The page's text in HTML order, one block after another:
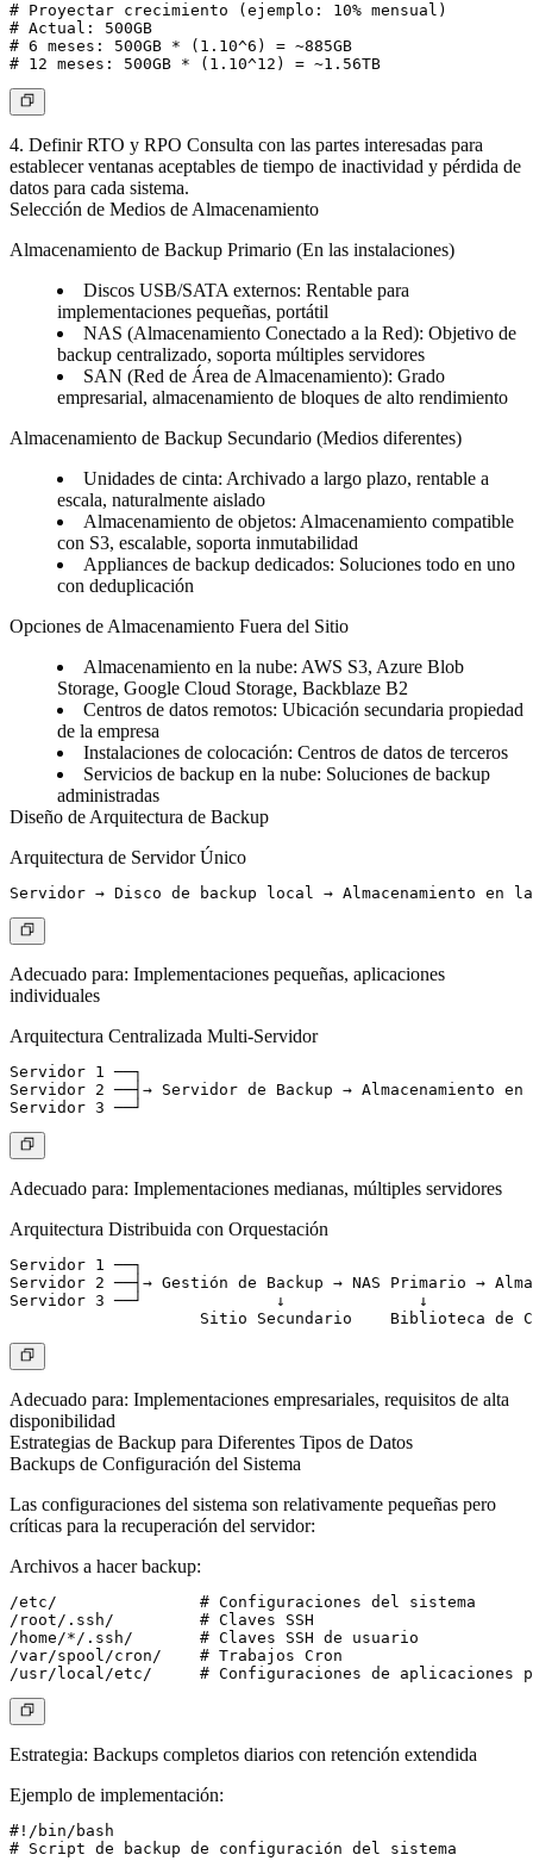
# Proyectar crecimiento (ejemplo: 10% mensual)
# Actual: 500GB
# 6 meses: 500GB * (1.10^6) = ~885GB
4. Definir RTO y RPO Consulta con las partes interesadas para
establecer ventanas aceptables de tiempo de inactividad y pérdida de
datos para cada sistema.
Selección de Medios de Almacenamiento
Almacenamiento de Backup Primario (En las instalaciones)
Discos USB/SATA externos: Rentable para
implementaciones pequeñas, portátil
NAS (Almacenamiento Conectado a la Red): Objetivo de
backup centralizado, soporta múltiples servidores
SAN (Red de Área de Almacenamiento): Grado
empresarial, almacenamiento de bloques de alto rendimiento
Almacenamiento de Backup Secundario (Medios diferentes)
Unidades de cinta: Archivado a largo plazo, rentable a
escala, naturalmente aislado
Almacenamiento de objetos: Almacenamiento compatible
con S3, escalable, soporta inmutabilidad
Appliances de backup dedicados: Soluciones todo en uno
con deduplicación
Opciones de Almacenamiento Fuera del Sitio
Almacenamiento en la nube: AWS S3, Azure Blob
Storage, Google Cloud Storage, Backblaze B2
Centros de datos remotos: Ubicación secundaria propiedad
de la empresa
Instalaciones de colocación: Centros de datos de terceros
Servicios de backup en la nube: Soluciones de backup
administradas
Diseño de Arquitectura de Backup
Arquitectura de Servidor Único
Adecuado para: Implementaciones pequeñas, aplicaciones
individuales
Arquitectura Centralizada Multi-Servidor
Servidor 1 ──┐
Servidor 2 ──┤→ Servidor de Backup → Almacenamiento en
Adecuado para: Implementaciones medianas, múltiples servidores
Arquitectura Distribuida con Orquestación
Servidor 1 ──┐
Servidor 2 ──┤→ Gestión de Backup → NAS Primario →
Servidor 3 ──┘              ↓              ↓
Adecuado para: Implementaciones empresariales, requisitos de alta
disponibilidad
Estrategias de Backup para Diferentes Tipos de Datos
Backups de Configuración del Sistema
Las configuraciones del sistema son relativamente pequeñas pero
críticas para la recuperación del servidor:
Archivos a hacer backup:
/etc/               # Configuraciones del sistema
/root/.ssh/         # Claves SSH
/home/*/.ssh/       # Claves SSH de usuario
/var/spool/cron/    # Trabajos Cron
Estrategia: Backups completos diarios con retención extendida
Ejemplo de implementación:
#!/bin/bash
# Script de backup de configuración del sistema